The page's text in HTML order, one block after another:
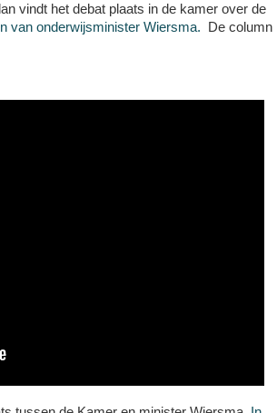
vindt het debat plaats in de kamer over de
van onderwijsminister Wiersma.
De column